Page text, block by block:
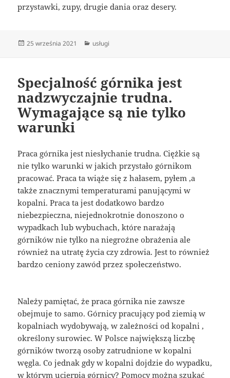
przystawki, zupy, drugie dania oraz desery.
Data
25 września 2021 Kategorie
usługi
Specjalność górnika jest
nadzwyczajnie trudna.
Wymagające są nie tylko
warunki
Praca górnika jest niesłychanie trudna. Ciężkie są
nie tylko warunki w jakich przystało górnikom
pracować. Praca ta wiąże się z hałasem, pyłem ,a
także znacznymi temperaturami panującymi w
kopalni. Praca ta jest dodatkowo bardzo
niebezpieczna, niejednokrotnie donoszono o
wypadkach lub wybuchach, które narażają
górników nie tylko na niegroźne obrażenia ale
również na utratę życia czy zdrowia. Jest to również
bardzo ceniony zawód przez społeczeństwo.
Należy pamiętać, że praca górnika nie zawsze
obejmuje to samo. Górnicy pracujący pod ziemią w
kopalniach wydobywają, w zależności od kopalni ,
określony surowiec. W Polsce największą liczbę
górników tworzą osoby zatrudnione w kopalni
węgla. Co jednak gdy w kopalni dojdzie do wypadku,
w którym ucierpią górnicy? Pomocy można szukać